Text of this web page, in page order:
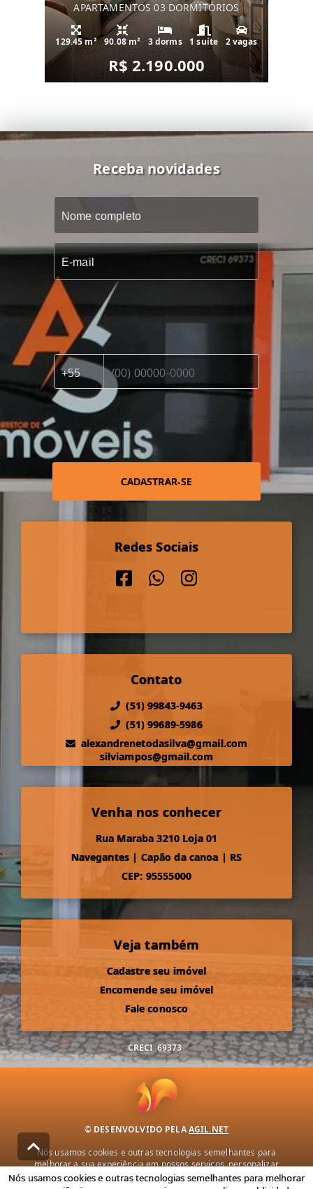
APARTAMENTOS 03 DORMITÓRIOS
129.45 m² 90.08 m² 3 dorms 1 suíte 2 vagas
R$ 2.190.000
Receba novidades
CADASTRAR-SE
Redes Sociais
Contato
(51) 99843-9463
(51) 99689-5986
alexandrenetodasilva@gmail.com
silviampos@gmail.com
Venha nos conhecer
Rua Maraba 3210 Loja 01
Navegantes | Capão da canoa | RS
CEP: 95555000
Veja também
Cadastre seu imóvel
Encomende seu imóvel
Fale conosco
CRECI 69373
© DESENVOLVIDO PELAAGIL.NET
Nós usamos cookies e outras tecnologias semelhantes para
melhorar a sua experiência em nossos serviços, personalizar
publicidade e recomendar conteúdo de seu interesse. Ao utilizar
Nós usamos cookies e outras tecnologias semelhantes para melhorar